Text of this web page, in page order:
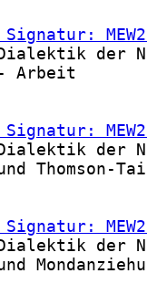
der
Arbeit
der
Thomson-
der